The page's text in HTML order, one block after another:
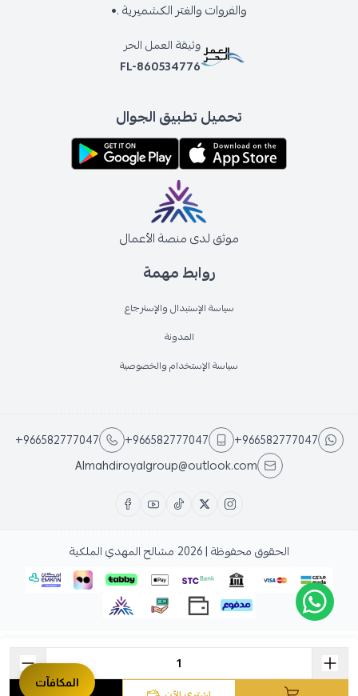
روابط مهمة
سياسة الإستبدال والإسترجاع
المدونة
سياسة الإستخدام والخصوصية
والفروات والغتر الكشميرية .•
وثيقة العمل الحر
FL-860534776
تحميل تطبيق الجوال
موثق لدى منصة الأعمال
+966582777047
+966582777047
+966582777047
Almahdiroyalgroup@outlook.com
الحقوق محفوظة | 2026 مشالح المهدي الملكية
المكافآت